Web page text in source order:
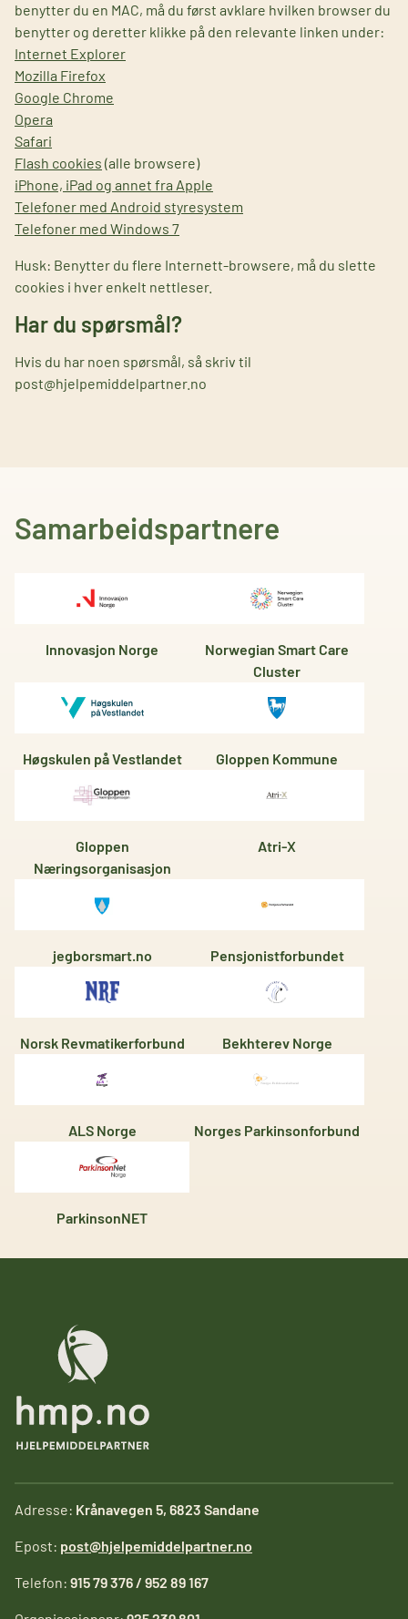
benytter du en MAC, må du først avklare hvilken browser du
benytter og deretter klikke på den relevante linken under:
Internet Explorer
Mozilla Firefox
Google Chrome
Opera
Safari
Flash cookies (alle browsere)
iPhone, iPad og annet fra Apple
Telefoner med Android styresystem
Telefoner med Windows 7
Husk: Benytter du flere Internett-browsere, må du slette
cookies i hver enkelt nettleser.
Har du spørsmål?
Hvis du har noen spørsmål, så skriv til
post@hjelpemiddelpartner.no
Samarbeidspartnere
Innovasjon Norge
Norwegian Smart Care
Cluster
Høgskulen på Vestlandet Gloppen Kommune
Gloppen
Næringsorganisasjon
Atri-X
jegborsmart.no Pensjonistforbundet
Norsk Revmatikerforbund Bekhterev Norge
ALS Norge Norges Parkinsonforbund
ParkinsonNET
Adresse: Krånavegen 5, 6823 Sandane
Epost: post@hjelpemiddelpartner.no
Telefon: 915 79 376 / 952 89 167